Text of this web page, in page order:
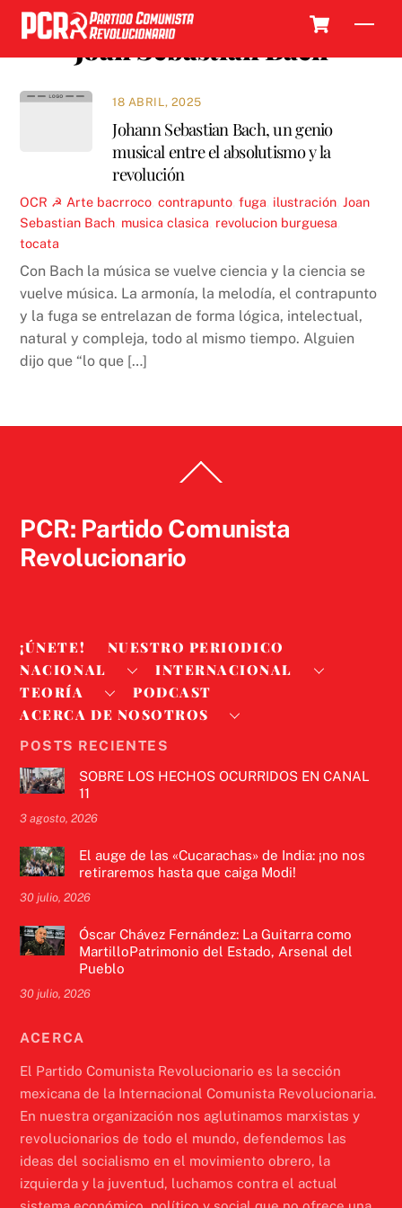
Skip
content
Joan Sebastian Bach
18 ABRIL, 2025
Johann Sebastian Bach, un genio
musical entre el absolutismo y la
revolución
OCR ☭ Arte bacrroco ,contrapunto ,fuga ilustración ,Joan
Sebastian Bach musica clasica revolucion burguesa
tocata
Con Bach la música se vuelve ciencia y la ciencia se
vuelve música. La armonía, la melodía, el contrapunto
y la fuga se entrelazan de forma lógica, intelectual,
natural y compleja, todo al mismo tiempo. Alguien
dijo que “lo que […]
To
PCR: Partido Comunista
Revolucionario
¡ÚNETE!
NUESTRO PERIODICO
NACIONAL
INTERNACIONAL
TEORÍA
PODCAST
ACERCA DE NOSOTROS
POSTS RECIENTES
SOBRE LOS HECHOS OCURRIDOS EN CANAL
11
3 agosto, 2026
El auge de las «Cucarachas» de India: ¡no nos
retiraremos hasta que caiga Modi!
30 julio, 2026
Óscar Chávez Fernández: La Guitarra como
MartilloPatrimonio del Estado, Arsenal del
Pueblo
30 julio, 2026
ACERCA
El Partido Comunista Revolucionario es la sección
mexicana de la Internacional Comunista Revolucionaria.
En nuestra organización nos aglutinamos marxistas y
revolucionarios de todo el mundo, defendemos las
ideas del socialismo en el movimiento obrero, la
izquierda y la juventud, luchamos contra el actual